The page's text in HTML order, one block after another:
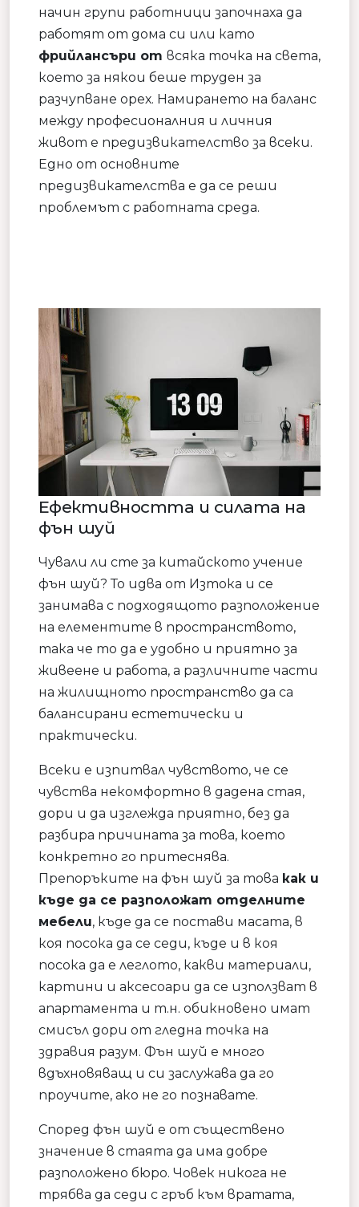
начин групи работници започнаха да
работят от дома си или като
фрийлансъри от всяка точка на света,
което за някои беше труден за
разчупване орех. Намирането на баланс
между професионалния и личния
живот е предизвикателство за всеки.
Едно от основните
предизвикателства е да се реши
проблемът с работната среда.
Ефективността и силата на
фън шуй
Чували ли сте за китайското учение
фън шуй? То идва от Изтока и се
занимава с подходящото разположение
на елементите в пространството,
така че то да е удобно и приятно за
живеене и работа, а различните части
на жилищното пространство да са
балансирани естетически и
практически.
Всеки е изпитвал чувството, че се
чувства некомфортно в дадена стая,
дори и да изглежда приятно, без да
разбира причината за това, което
конкретно го притеснява.
Препоръките на фън шуй за това как и
къде да се разположат отделните
мебели, къде да се постави масата, в
коя посока да се седи, къде и в коя
посока да е леглото, какви материали,
картини и аксесоари да се използват в
апартамента и т.н. обикновено имат
смисъл дори от гледна точка на
здравия разум. Фън шуй е много
вдъхновяващ и си заслужава да го
проучите, ако не го познавате.
Според фън шуй е от съществено
значение в стаята да има добре
разположено бюро. Човек никога не
трябва да седи с гръб към вратата,